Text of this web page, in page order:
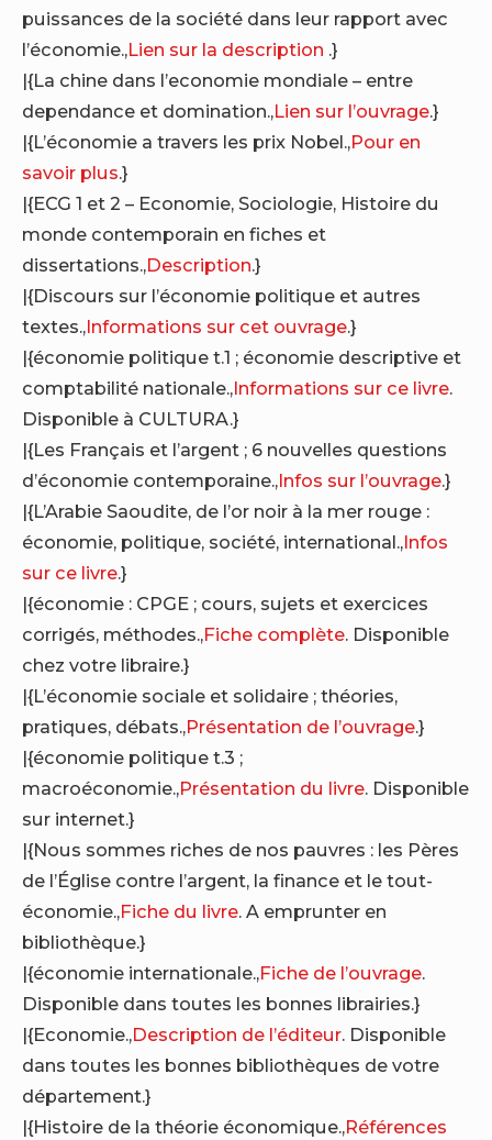
puissances de la société dans leur rapport avec
l’économie.,Lien sur la description .}
|{La chine dans l’economie mondiale – entre
dependance et domination.,Lien sur l’ouvrage.}
|{L’économie a travers les prix Nobel.,Pour en
savoir plus.}
|{ECG 1 et 2 – Economie, Sociologie, Histoire du
monde contemporain en fiches et
dissertations.,Description.}
|{Discours sur l’économie politique et autres
textes.,Informations sur cet ouvrage.}
|{économie politique t.1 ; économie descriptive et
comptabilité nationale.,Informations sur ce livre.
Disponible à CULTURA.}
|{Les Français et l’argent ; 6 nouvelles questions
d’économie contemporaine.,Infos sur l’ouvrage.}
|{L’Arabie Saoudite, de l’or noir à la mer rouge :
économie, politique, société, international.,Infos
sur ce livre.}
|{économie : CPGE ; cours, sujets et exercices
corrigés, méthodes.,Fiche complète. Disponible
chez votre libraire.}
|{L’économie sociale et solidaire ; théories,
pratiques, débats.,Présentation de l’ouvrage.}
|{économie politique t.3 ;
macroéconomie.,Présentation du livre. Disponible
sur internet.}
|{Nous sommes riches de nos pauvres : les Pères
de l’Église contre l’argent, la finance et le tout-
économie.,Fiche du livre. A emprunter en
bibliothèque.}
|{économie internationale.,Fiche de l’ouvrage.
Disponible dans toutes les bonnes librairies.}
|{Economie.,Description de l’éditeur. Disponible
dans toutes les bonnes bibliothèques de votre
département.}
|{Histoire de la théorie économique.,Références